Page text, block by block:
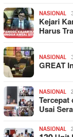
NASIONAL
Kejari
Harus
NASIONAL
GREAT
NASIONAL
Tercepat
Usai
NASIONAL